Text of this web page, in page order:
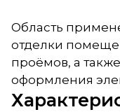
Область
отделки
проёмов, а
оформления